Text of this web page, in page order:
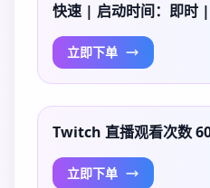
快速 | 启动时间：即时
立即下单
Twitch 直播观看次数
立即下单